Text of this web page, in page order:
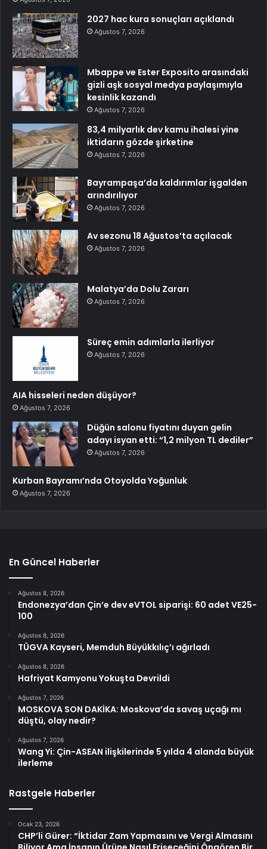
2027 hac kura sonuçları açıklandı
Ağustos 7, 2026
Mbappe ve Ester Exposito arasındaki
gizli aşk sosyal medya paylaşımıyla
kesinlik kazandı
Ağustos 7, 2026
83,4 milyarlık dev kamu ihalesi yine
iktidarın gözde şirketine
Ağustos 7, 2026
Bayrampaşa’da kaldırımlar işgalden
arındırılıyor
Ağustos 7, 2026
Av sezonu 18 Ağustos’ta açılacak
Ağustos 7, 2026
Malatya’da Dolu Zararı
Ağustos 7, 2026
Süreç emin adımlarla ilerliyor
Ağustos 7, 2026
AIA hisseleri neden düşüyor?
Ağustos 7, 2026
Düğün salonu fiyatını duyan gelin
adayı isyan etti: “1,2 milyon TL dediler”
Ağustos 7, 2026
Kurban Bayramı’nda Otoyolda Yoğunluk
Ağustos 7, 2026
En Güncel Haberler
Ağustos 8, 2026
Endonezya’dan Çin’e dev eVTOL siparişi: 60 adet VE25-
100
Ağustos 8, 2026
TÜGVA Kayseri, Memduh Büyükkılıç’ı ağırladı
Ağustos 8, 2026
Hafriyat Kamyonu Yokuşta Devrildi
Ağustos 7, 2026
MOSKOVA SON DAKİKA: Moskova’da savaş uçağı mı
düştü, olay nedir?
Ağustos 7, 2026
Wang Yi: Çin-ASEAN ilişkilerinde 5 yılda 4 alanda büyük
ilerleme
Rastgele Haberler
Ocak 23, 2026
CHP’li Gürer: “İktidar Zam Yapmasını ve Vergi Almasını